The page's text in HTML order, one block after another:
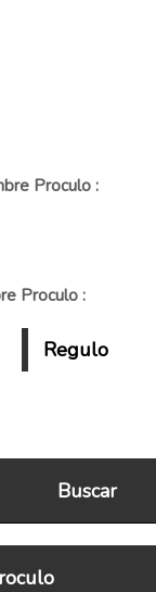
Proculo :
Proculo :
Regulo